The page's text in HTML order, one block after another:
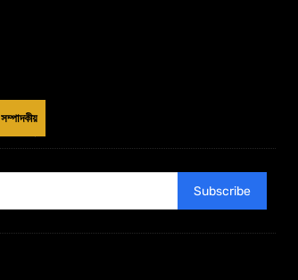
সম্পাদকীয়
Subscribe